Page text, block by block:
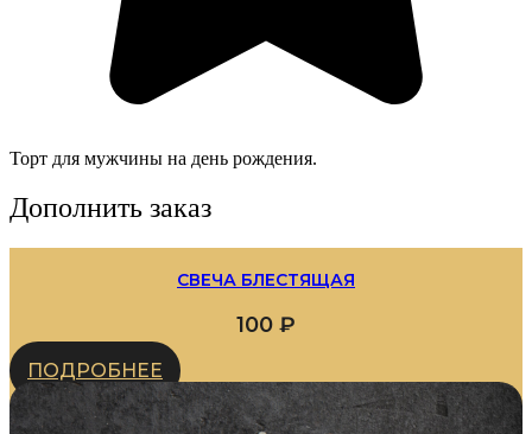
Торт для мужчины на день рождения.
Дополнить заказ
СВЕЧА БЛЕСТЯЩАЯ
100 ₽
ПОДРОБНЕЕ